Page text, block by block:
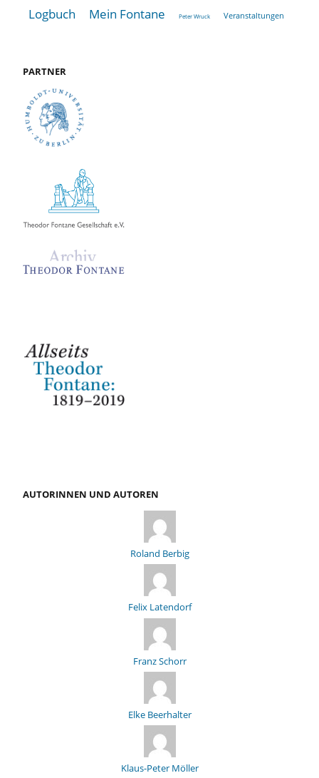
Logbuch Mein Fontane Peter Wruck Veranstaltungen
PARTNER
AUTORINNEN UND AUTOREN
Roland Berbig
Felix Latendorf
Franz Schorr
Elke Beerhalter
Klaus-Peter Möller